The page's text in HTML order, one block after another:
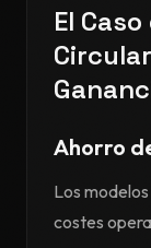
El
Ahorro
Los
costes